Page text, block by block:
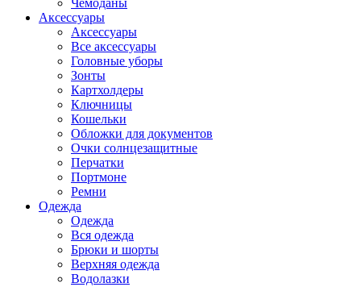
Чемоданы
Аксессуары
Аксессуары
Все аксессуары
Головные уборы
Зонты
Картхолдеры
Ключницы
Кошельки
Обложки для документов
Очки солнцезащитные
Перчатки
Портмоне
Ремни
Одежда
Одежда
Вся одежда
Брюки и шорты
Верхняя одежда
Водолазки